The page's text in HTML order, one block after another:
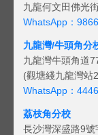
九龍何文田佛光
WhatsApp：
九龍灣/牛頭角分
九龍灣牛頭角道
(觀塘綫九龍灣站
WhatsApp：
荔枝角分校
長沙灣深盛路9